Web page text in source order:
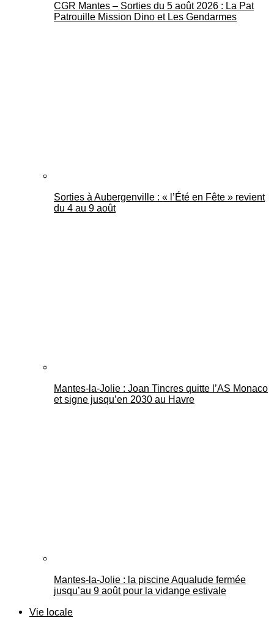
Mantes Actu
CGR Mantes – Sorties du 5 août 2026 : La Pat
Patrouille Mission Dino et Les Gendarmes
Sorties à Aubergenville : « l’Été en Fête » revient
du 4 au 9 août
Mantes-la-Jolie : Joan Tincres quitte l’AS Monaco
et signe jusqu’en 2030 au Havre
Mantes-la-Jolie : la piscine Aqualude fermée
jusqu’au 9 août pour la vidange estivale
Vie locale